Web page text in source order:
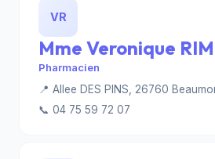
VR
Mme Veronique
Pharmacien
📍 Allee DES PINS, 26760
📞 04 75 59 72 07